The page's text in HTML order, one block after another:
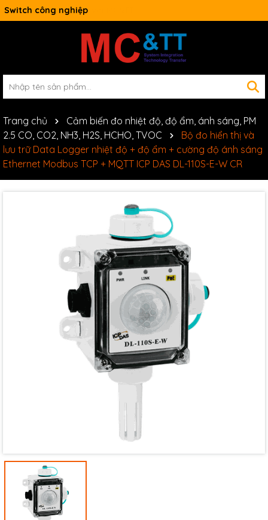
Switch công nghiệp
Trang chủ
Cảm biến đo nhiệt độ, độ ẩm, ánh sáng, PM
2.5 CO, CO2, NH3, H2S, HCHO, TVOC
Bộ đo hiển thị và
lưu trữ Data Logger nhiệt độ + độ ẩm + cường độ ánh sáng
Ethernet Modbus TCP + MQTT ICP DAS DL-110S-E-W CR